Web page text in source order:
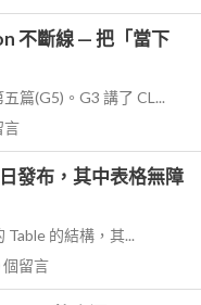
不斷線 — 把「當下
篇(G5)。G3 講了 CL...
言
發布，其中表格無障
的結構，其...
個留言